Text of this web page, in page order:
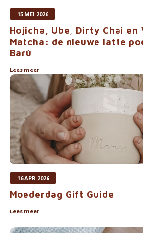
15 MEI 2026
Hojicha, Ube, Dirty Chai en
Matcha: de nieuwe latte
Barù
Lees meer
16 APR 2026
Moederdag Gift Guide
Lees meer